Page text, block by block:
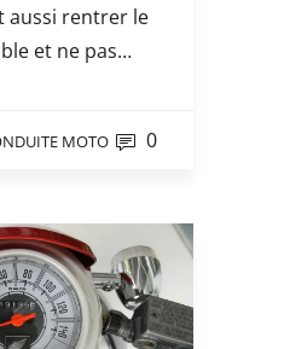
aussi rentrer le
et ne pas…
MOTO 0